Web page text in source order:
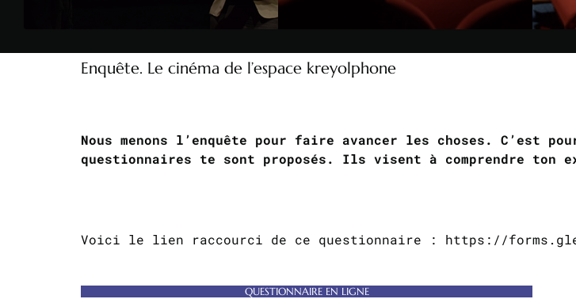
Enquête. Le cinéma de l’espace kreyolphone
Nous menons l’enquête pour faire avancer les choses. C’est
questionnaires te sont proposés. Ils visent à comprendre ton
Voici le lien raccourci de ce questionnaire : https://forms.gle/
QUESTIONNAIRE EN LIGNE